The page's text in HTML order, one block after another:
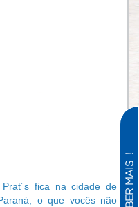
fica na cidade de
o que vocês não